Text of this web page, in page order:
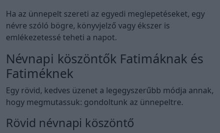
Ha az ünnepelt szereti az egyedi meglepetéseket, egy
névre szóló bögre, könyvjelző vagy ékszer is
emlékezetessé teheti a napot.
Névnapi köszöntők Fatimáknak és
Fatiméknek
Egy rövid, kedves üzenet a legegyszerűbb módja annak,
hogy megmutassuk: gondoltunk az ünnepeltre.
Rövid névnapi köszöntő